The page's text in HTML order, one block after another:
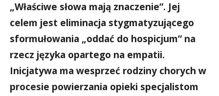
„Właściwe słowa mają znaczenie”. Jej
celem jest eliminacja stygmatyzującego
sformułowania „oddać do hospicjum” na
rzecz języka opartego na empatii.
Inicjatywa ma wesprzeć rodziny chorych w
procesie powierzania opieki specjalistom